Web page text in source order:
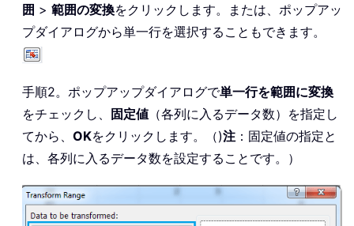
囲 > 範囲の変換をクリックします。または、ポップアッ
プダイアログから単一行を選択することもできます。
手順2。ポップアップダイアログで単一行を範囲に変換
をチェックし、
固定値 （各列に入るデータ数）を指定し
てから、 OKをクリックします。（)注 ：固定値の指定と
は、各列に入るデータ数を設定することです。）